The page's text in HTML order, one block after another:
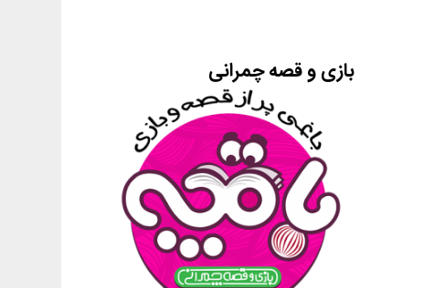
بازی و قصه چمرانی